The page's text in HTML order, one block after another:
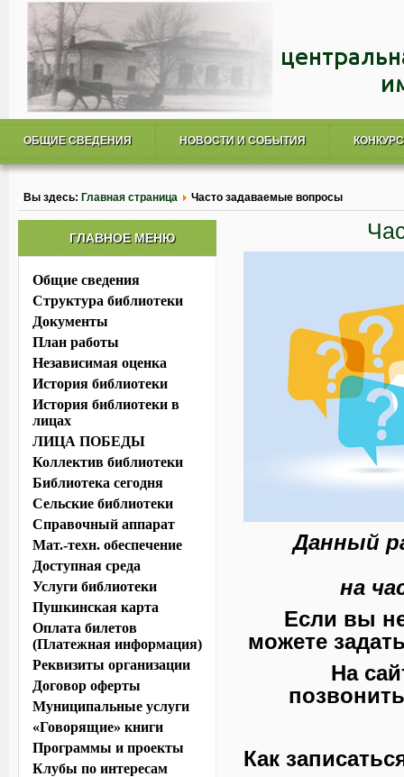
ОБЩИЕ СВЕДЕНИЯ НОВОСТИ И СОБЫТИЯ
Вы здесь: Главная страница Часто задаваемые вопросы
Данный
на
Если вы
можете
На
Как
ГЛАВНОЕ МЕНЮ
Общие сведения
Структура библиотеки
Документы
План работы
Независимая оценка
История библиотеки
История библиотеки в
лицах
ЛИЦА ПОБЕДЫ
Коллектив библиотеки
Библиотека сегодня
Сельские библиотеки
Справочный аппарат
Мат.-техн. обеспечение
Доступная среда
Услуги библиотеки
Пушкинская карта
Оплата билетов
(Платежная информация)
Реквизиты организации
Договор оферты
Муниципальные услуги
«Говорящие» книги
Программы и проекты
Клубы по интересам